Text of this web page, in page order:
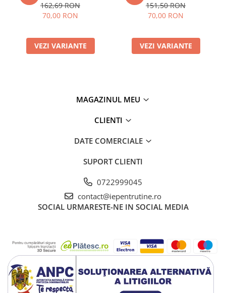
162,69 RON
70,00 RON
VEZI VARIANTE
151,50 RON
70,00 RON
VEZI VARIANTE
MAGAZINUL MEU
CLIENTI
DATE COMERCIALE
SUPORT CLIENTI
0722999045
contact@iepentrutine.ro
SOCIAL URMARESTE-NE IN SOCIAL MEDIA